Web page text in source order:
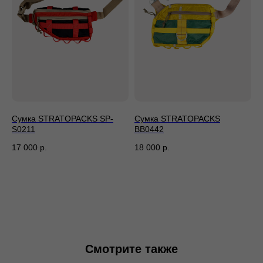
Сумка STRATOPACKS SP-
S0211
17 000 р.
Сумка STRATOPACKS
BB0442
18 000 р.